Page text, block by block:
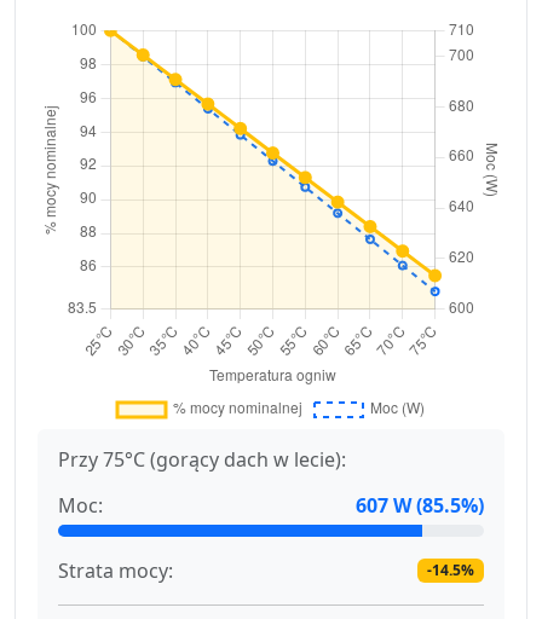
Przy 75°C (gorący dach w lecie):
Moc:
607 W (85.5%)
Strata mocy: -14.5%